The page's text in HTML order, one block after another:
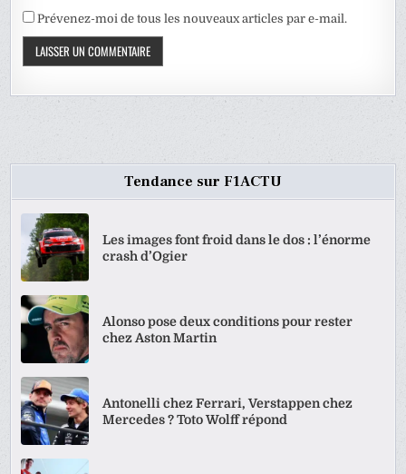
Prévenez-moi de tous les nouveaux articles par e-mail.
Tendance sur F1ACTU
Les images font froid dans le dos : l’énorme
crash d’Ogier
Alonso pose deux conditions pour rester
chez Aston Martin
Antonelli chez Ferrari, Verstappen chez
Mercedes ? Toto Wolff répond